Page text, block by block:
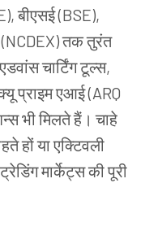
बीएसई (BSE),
तक तुरंत
चार्टिंग टूल्स,
प्राइम एआई (ARQ
भी मिलते हैं। चाहे
हों या एक्टिवली
मार्केट्स की पूरी